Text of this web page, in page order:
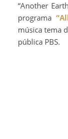
“Another
programa
música tema
pública PBS.